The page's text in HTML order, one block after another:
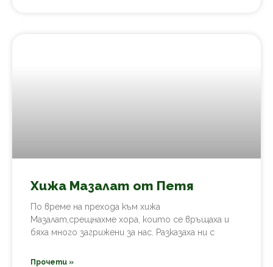
Хижа Мазалат от Петя
По време на прехода към хижа
Мазалат,срещнахме хора, които се връщаха и
бяха много загрижени за нас. Разказаха ни с
Прочети »